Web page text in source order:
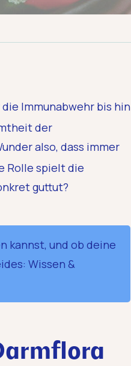
Immunabwehr bis hin
der
also, dass immer
Rolle spielt die
guttut?
kannst, und ob deine
Wissen &